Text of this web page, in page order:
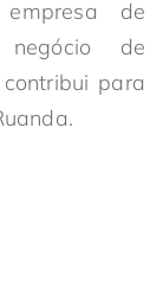
de
de
para